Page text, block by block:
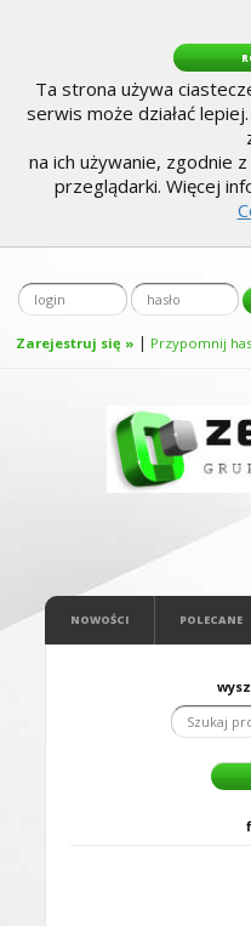
Ta strona używa
serwis może działać
na ich używanie, zgodnie
przeglądarki. Więcej
Zarejestruj się » | Przypomnij
NOWOŚCI POLECANE